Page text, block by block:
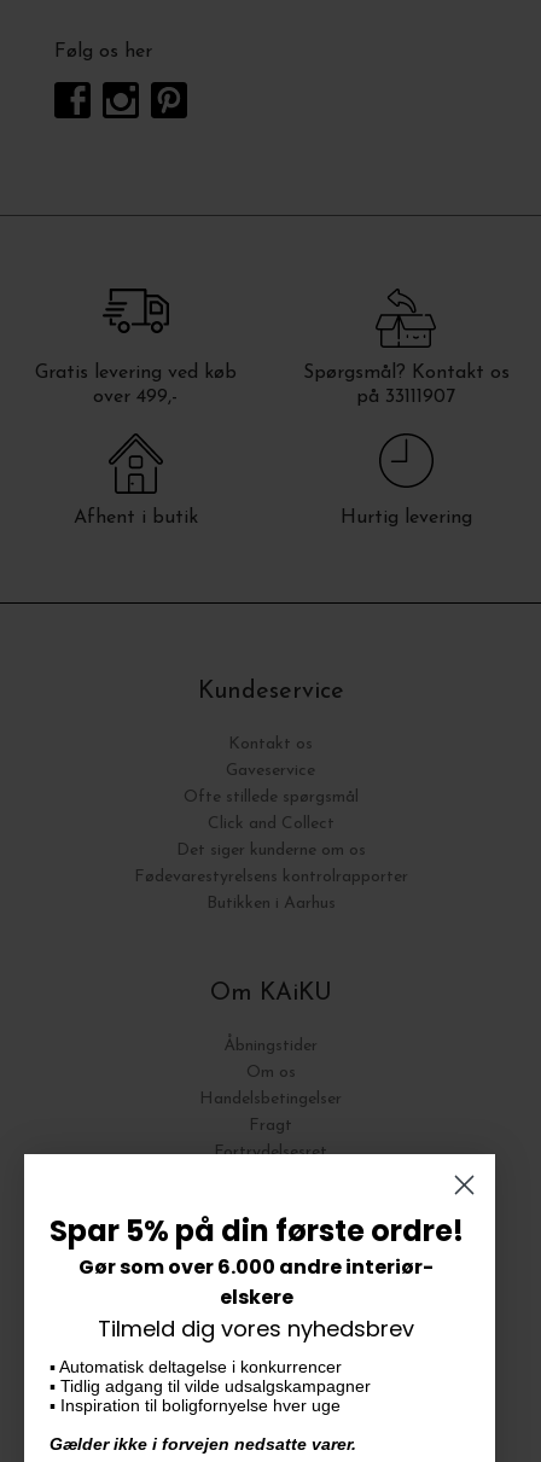
Følg os her
Gratis levering ved køb
over 499,-
Spørgsmål? Kontakt os
på 33111907
Afhent i butik Hurtig levering
Kundeservice
Kontakt os
Gaveservice
Ofte stillede spørgsmål
Click and Collect
Det siger kunderne om os
Fødevarestyrelsens kontrolrapporter
Butikken i Aarhus
Om KAiKU
Åbningstider
Om os
Handelsbetingelser
Fragt
Fortrydelsesret
Vores butik
KAiKU ApS
Langdalsvej 46, bygning 7
8220 Brabrand
Tlf. 33 11 19 07
Spar 5% på din første ordre!
Gør som over 6.000 andre interiør-
elskere
Tilmeld dig vores nyhedsbrev
▪️ Automatisk deltagelse i konkurrencer
▪️ Tidlig adgang til vilde udsalgskampagner
▪️ Inspiration til boligfornyelse hver uge
Gælder ikke i forvejen nedsatte varer.